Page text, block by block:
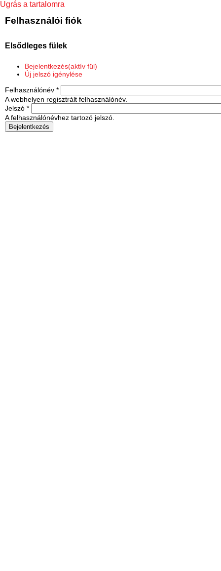
Ugrás a tartalomra
Felhasználói fiók
Elsődleges fülek
Bejelentkezés(aktív fül)
Új jelszó igénylése
Felhasználónév *
A webhelyen regisztrált felhasználónév.
Jelszó *
A felhasználónévhez tartozó jelszó.